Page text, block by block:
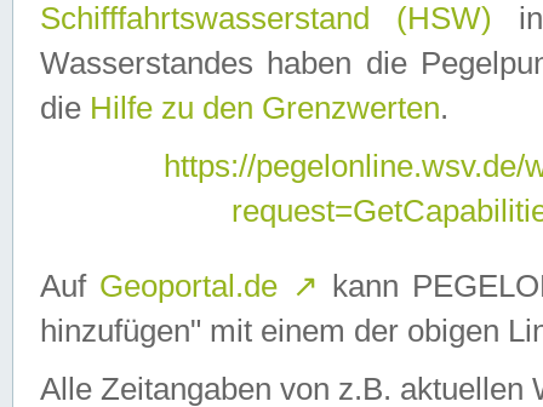
Schifffahrtswasserstand (HSW)
Wasserstandes haben die
die Hilfe zu den Grenzwerten.
https://
Auf Geoportal.de ↗ kann
hinzufügen" mit einem der obigen
Alle Zeitangaben von z.B. aktuellen